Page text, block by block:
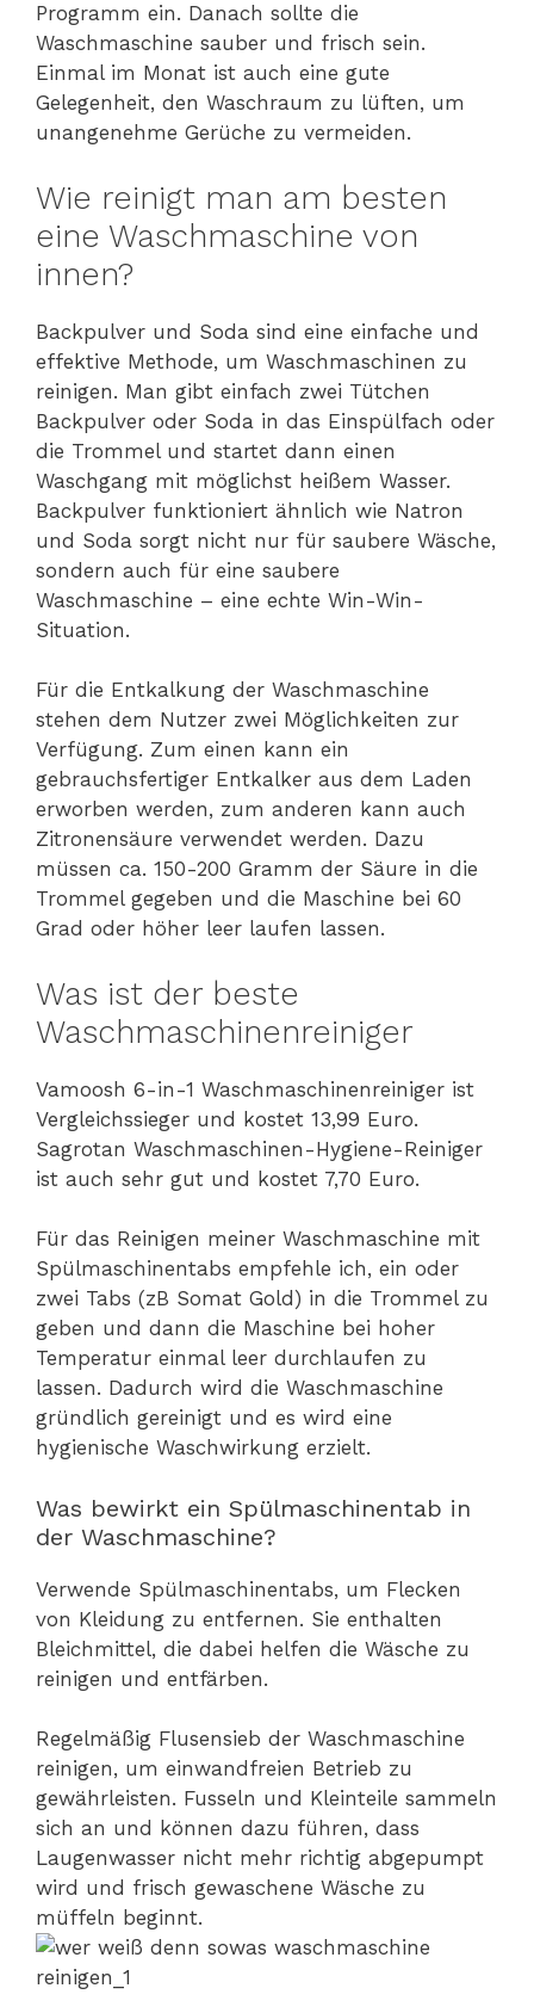
Programm ein. Danach sollte die
Waschmaschine sauber und frisch sein.
Einmal im Monat ist auch eine gute
Gelegenheit, den Waschraum zu lüften, um
unangenehme Gerüche zu vermeiden.
Wie reinigt man am besten
eine Waschmaschine von
innen?
Backpulver und Soda sind eine einfache und
effektive Methode, um Waschmaschinen zu
reinigen. Man gibt einfach zwei Tütchen
Backpulver oder Soda in das Einspülfach oder
die Trommel und startet dann einen
Waschgang mit möglichst heißem Wasser.
Backpulver funktioniert ähnlich wie Natron
und Soda sorgt nicht nur für saubere Wäsche,
sondern auch für eine saubere
Waschmaschine – eine echte Win-Win-
Situation.
Für die Entkalkung der Waschmaschine
stehen dem Nutzer zwei Möglichkeiten zur
Verfügung. Zum einen kann ein
gebrauchsfertiger Entkalker aus dem Laden
erworben werden, zum anderen kann auch
Zitronensäure verwendet werden. Dazu
müssen ca. 150-200 Gramm der Säure in die
Trommel gegeben und die Maschine bei 60
Grad oder höher leer laufen lassen.
Was ist der beste
Waschmaschinenreiniger
Vamoosh 6-in-1 Waschmaschinenreiniger ist
Vergleichssieger und kostet 13,99 Euro.
Sagrotan Waschmaschinen-Hygiene-Reiniger
ist auch sehr gut und kostet 7,70 Euro.
Für das Reinigen meiner Waschmaschine mit
Spülmaschinentabs empfehle ich, ein oder
zwei Tabs (zB Somat Gold) in die Trommel zu
geben und dann die Maschine bei hoher
Temperatur einmal leer durchlaufen zu
lassen. Dadurch wird die Waschmaschine
gründlich gereinigt und es wird eine
hygienische Waschwirkung erzielt.
Was bewirkt ein Spülmaschinentab in
der Waschmaschine?
Verwende Spülmaschinentabs, um Flecken
von Kleidung zu entfernen. Sie enthalten
Bleichmittel, die dabei helfen die Wäsche zu
reinigen und entfärben.
Regelmäßig Flusensieb der Waschmaschine
reinigen, um einwandfreien Betrieb zu
gewährleisten. Fusseln und Kleinteile sammeln
sich an und können dazu führen, dass
Laugenwasser nicht mehr richtig abgepumpt
wird und frisch gewaschene Wäsche zu
müffeln beginnt.